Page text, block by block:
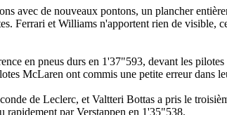
avec de nouveaux pontons, un plancher
Ferrari et Williams n'apportent rien de visible,
en pneus durs en 1'37"593, devant les
McLaren ont commis une petite erreur dans
de Leclerc, et Valtteri Bottas a pris le
rapidement par Verstappen en 1'35"538.